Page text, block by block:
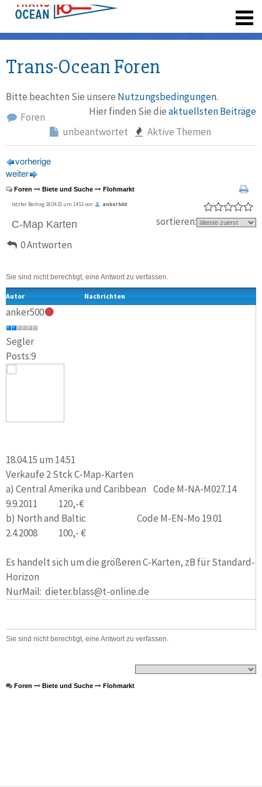
Trans-Ocean Foren
Bitte beachten Sie unsere Nutzungsbedingungen.
Hier finden Sie dieaktuellsten Beiträge
Foren
unbeantwortet
Aktive Themen
vorherige
weiter
Foren Biete und Suche Flohmarkt
letzter Beitrag 18.04.15 um 14:51 von anker500
C-Map Karten
0 Antworten
sortieren:
Sie sind nicht berechtigt, eine Antwort zu verfassen.
Autor Nachrichten
anker500
Segler
Posts:9
18.04.15 um 14:51
Verkaufe 2 Stck C-Map-Karten
a) Central Amerika und Caribbean Code M-NA-M027.14
9.9.2011 120,-€
b) North and Baltic Code M-EN-Mo 19.01
2.4.2008 100,- €
Es handelt sich um die größeren C-Karten, zB für Standard-
Horizon
NurMail: dieter.blass@t-online.de
Sie sind nicht berechtigt, eine Antwort zu verfassen.
Foren Biete und Suche Flohmarkt